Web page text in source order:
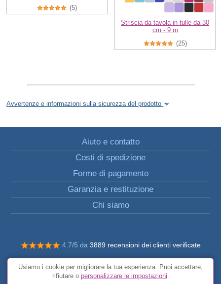
(5)
Striscia da tavola in tulle da 30
cm - 9 m
(25)
Avvertenze e informazioni sulla sicurezza del prodotto
Aiuto e contatto
Costi di spedizione
Forme di pagamento
Garanzia e restituzione
Chi siamo
4.7/5 da 3889 recensioni dei clienti verificate
© Tutti i diritti riservati FunToCome
Condizioni generali
Usiamo i cookie per migliorare la tua esperienza. Puoi accettare,
rifiutare o personalizzare le impostazioni.